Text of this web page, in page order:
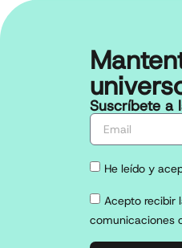
Suscríbete a
He leído y
Acepto recibir
comunicaciones